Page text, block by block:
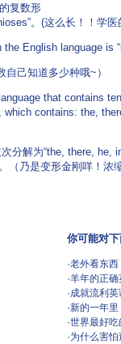
复数形
。(这么长！！学
English language is
己知道多少种哦~）
that contains
which contains: the,
分解为“the, there, he,
（乃是变形金刚咩！
你可能对
·老外看东西
·羊年的正确
·成就流利
·新的一年
·世界最好
·为什么害